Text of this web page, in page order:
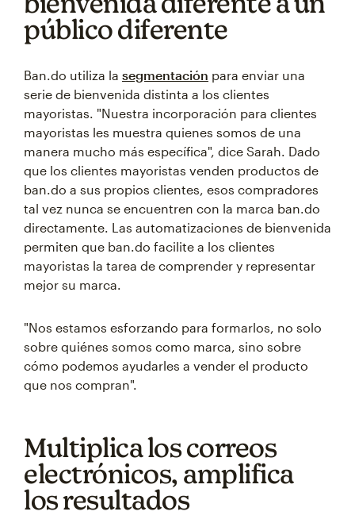
público diferente
Ban.do utiliza la segmentación para enviar una
serie de bienvenida distinta a los clientes
mayoristas. "Nuestra incorporación para clientes
mayoristas les muestra quienes somos de una
manera mucho más específica", dice Sarah. Dado
que los clientes mayoristas venden productos de
ban.do a sus propios clientes, esos compradores
tal vez nunca se encuentren con la marca ban.do
directamente. Las automatizaciones de bienvenida
permiten que ban.do facilite a los clientes
mayoristas la tarea de comprender y representar
mejor su marca.
"Nos estamos esforzando para formarlos, no solo
sobre quiénes somos como marca, sino sobre
cómo podemos ayudarles a vender el producto
que nos compran".
Multiplica los correos
electrónicos, amplifica
los resultados